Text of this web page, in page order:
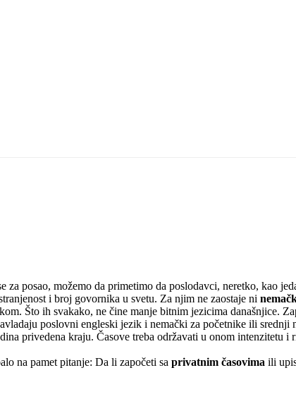
za posao, možemo da primetimo da poslodavci, neretko, kao
i broj govornika u svetu. Za njim ne zaostaje ni
Što ih svakako, ne čine manje bitnim jezicima današnjice.
poslovni engleski jezik i nemački za početnike ili
privedena kraju. Časove treba održavati u onom intenzitetu i
na pamet pitanje: Da li započeti sa privatnim časovima ili